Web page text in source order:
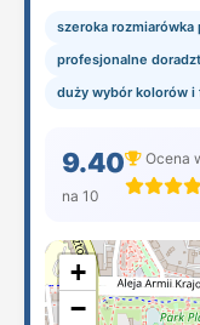
szeroka rozmiarówka
profesjonalne
duży wybór kolorów i
9.40
na 10
Ocena
+
−